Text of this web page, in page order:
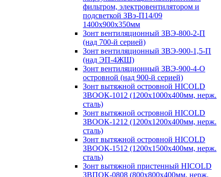
фильтром, электровентилятором и
подсветкой ЗВэ-П14/09
1400х900х350мм
Зонт вентиляционный ЗВЭ-800-2-П
(над 700-й серией)
Зонт вентиляционный ЗВЭ-900-1,5-П
(над ЭП-4ЖШ)
Зонт вентиляционный ЗВЭ-900-4-О
островной (над 900-й серией)
Зонт вытяжной островной HICOLD
ЗВООК-1012 (1200х1000х400мм, нерж.
сталь)
Зонт вытяжной островной HICOLD
ЗВООК-1212 (1200x1200x400мм, нерж.
сталь)
Зонт вытяжной островной HICOLD
ЗВООК-1512 (1200х1500х400мм, нерж.
сталь)
Зонт вытяжной пристенный HICOLD
ЗВПОК-0808 (800х800х400мм, нерж.